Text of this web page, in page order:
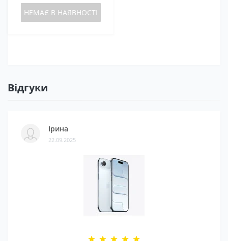
НЕМАЄ В НАЯВНОСТІ
Відгуки
Ірина
22.09.2025